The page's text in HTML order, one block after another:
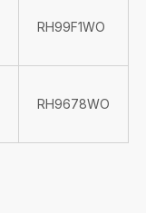
RH99F1WO
RH9678WO